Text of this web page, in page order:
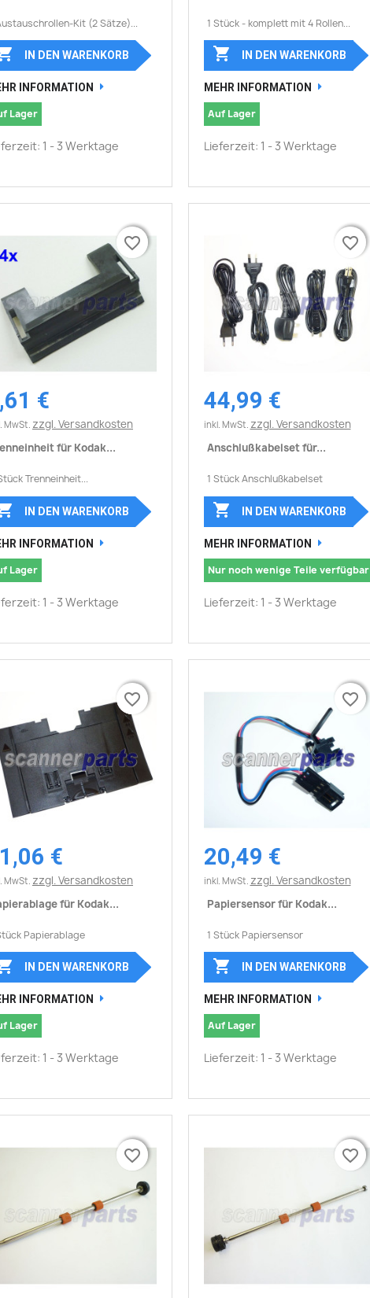
Kit (2 Sätze)...
IN DEN WARENKORB
INFORMATION
Lager
1 - 3 Werktage
1 Stück - komplett mit 4 Rollen...
 IN DEN WARENKORB
MEHR INFORMATION
Auf Lager
Lieferzeit: 1 - 3 Werktage

€
MwSt. zzgl. Versandkosten
für Kodak...
Trenneinheit...
favorite_border
IN DEN WARENKORB
INFORMATION
Lager
1 - 3 Werktage
favorite_border
 Vorschau
44,99 €
inkl. MwSt. zzgl. Versandkosten
Anschlußkabelset für...
1 Stück Anschlußkabelset
favorite_border
 IN DEN WARENKORB
MEHR INFORMATION
Nur noch wenige Teile verfügbar
Lieferzeit: 1 - 3 Werktage
favorite_border
 Vorschau
€
MwSt. zzgl. Versandkosten
für Kodak...
Papierablage
favorite_border
IN DEN WARENKORB
INFORMATION
Lager
1 - 3 Werktage
favorite_border
 Vorschau
20,49 €
inkl. MwSt. zzgl. Versandkosten
Papiersensor für Kodak...
1 Stück Papiersensor
favorite_border
 IN DEN WARENKORB
MEHR INFORMATION
Auf Lager
Lieferzeit: 1 - 3 Werktage
favorite_border
favorite_border
favorite_border favorite_border
favorite_border